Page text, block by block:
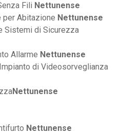
Fili Nettunense
per Abitazione Nettunense
Sistemi di Sicurezza
Allarme Nettunense
di Videosorveglianza
Nettunense
Nettunense